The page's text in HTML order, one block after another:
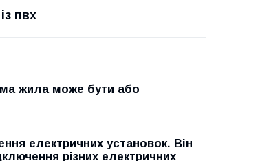
пвх
жила може бути або
електричних установок. Він
різних електричних